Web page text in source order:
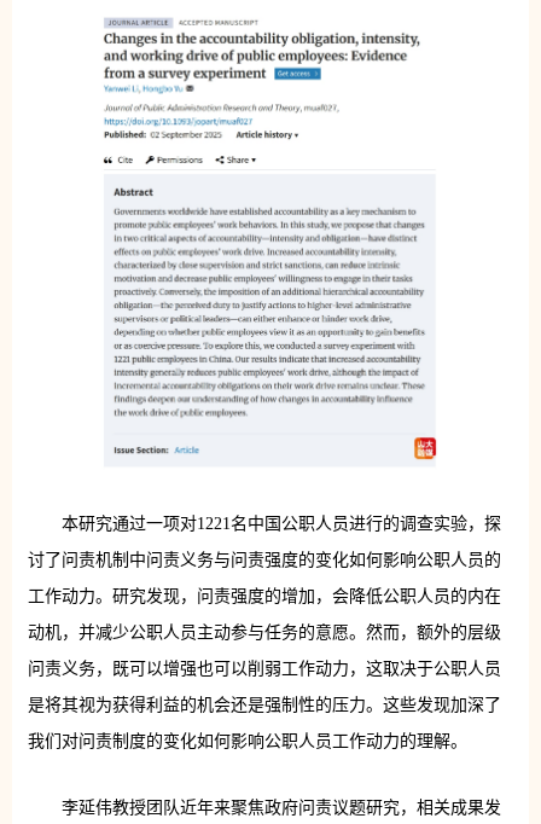
本研究通过一项对1221名中国公职人员进行的调查实验，探
讨了问责机制中问责义务与问责强度的变化如何影响公职人员的
工作动力。研究发现，问责强度的增加，会降低公职人员的内在
动机，并减少公职人员主动参与任务的意愿。然而，额外的层级
问责义务，既可以增强也可以削弱工作动力，这取决于公职人员
是将其视为获得利益的机会还是强制性的压力。这些发现加深了
我们对问责制度的变化如何影响公职人员工作动力的理解。
李延伟教授团队近年来聚焦政府问责议题研究，相关成果发